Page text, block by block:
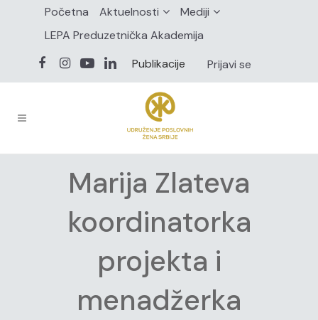
Početna Aktuelnosti
Mediji
LEPA Preduzetnička Akademija
Publikacije
Prijavi se
Marija Zlateva
koordinatorka
projekta i
menadžerka